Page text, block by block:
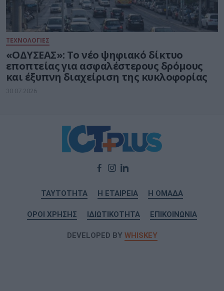
ΤΕΧΝΟΛΟΓΙΕΣ
«ΟΔΥΣΕΑΣ»: Το νέο ψηφιακό δίκτυο
εποπτείας για ασφαλέστερους δρόμους
και έξυπνη διαχείριση της κυκλοφορίας
30.07.2026
ΤΑΥΤΟΤΗΤΑ Η ΕΤΑΙΡΕΙΑ Η ΟΜΑΔΑ
ΟΡΟΙ ΧΡΗΣΗΣ ΙΔΙΩΤΙΚΟΤΗΤΑ ΕΠΙΚΟΙΝΩΝΙΑ
DEVELOPED BY WHISKEY